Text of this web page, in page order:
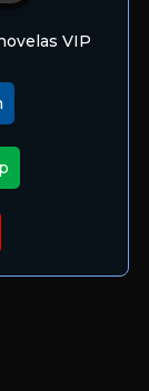
VIP